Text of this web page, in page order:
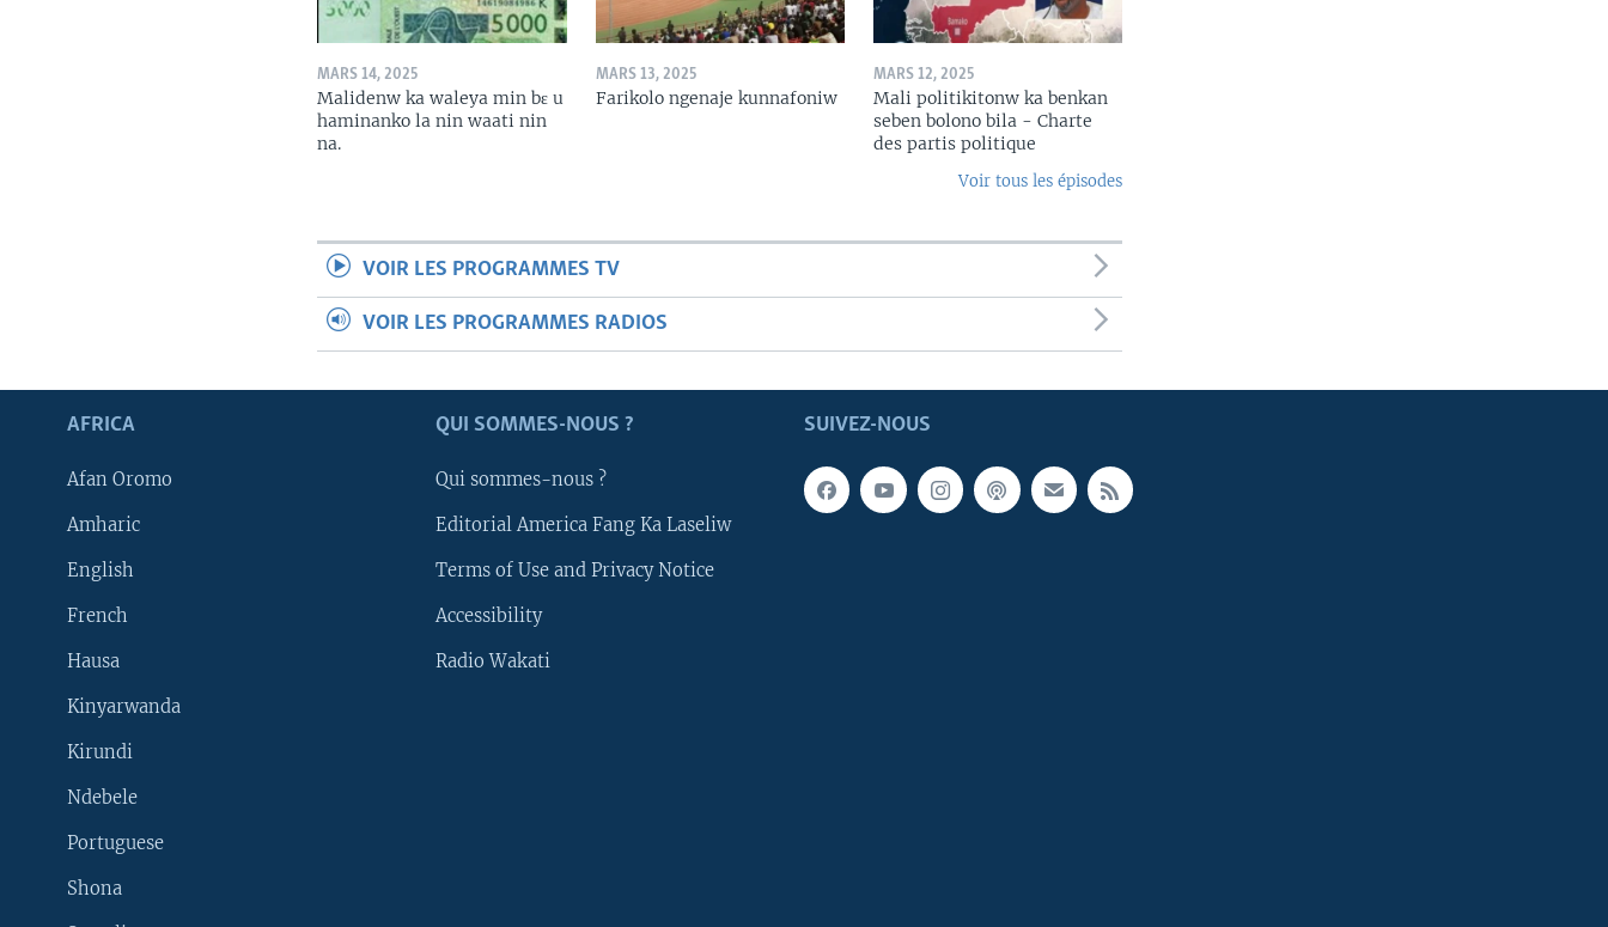
MARS 14, 2025
Malidenw ka waleya min bɛ u
haminanko la nin waati nin
na.
MARS 13, 2025
Farikolo ngenaje kunnafoniw
MARS 12, 2025
Mali politikitonw ka benkan
seben bolono bila - Charte
des partis politique
Voir tous les épisodes
VOIR LES PROGRAMMES TV
VOIR LES PROGRAMMES RADIOS
SUIVEZ-NOUS
AFRICA
Afan Oromo
Amharic
English
French
Hausa
Kinyarwanda
Kirundi
Ndebele
Portuguese
Shona
QUI SOMMES-NOUS ?
Qui sommes-nous ?
Editorial America Fang Ka Laseliw
Terms of Use and Privacy Notice
Accessibility
Radio Wakati